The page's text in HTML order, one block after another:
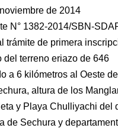
de 2014
N° 1382-2014/SBN-
trámite de primera
del terreno eriazo de 646
a 6 kilómetros al Oeste
altura de los
y Playa Chulliyachi del
de Sechura y